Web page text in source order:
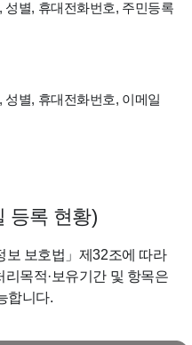
성별, 휴대전화번호, 주민등록
별, 휴대전화번호, 이메일
등록 현황)
보 보호법」제32조에 따라
목적·보유기간 및 항목은
합니다.